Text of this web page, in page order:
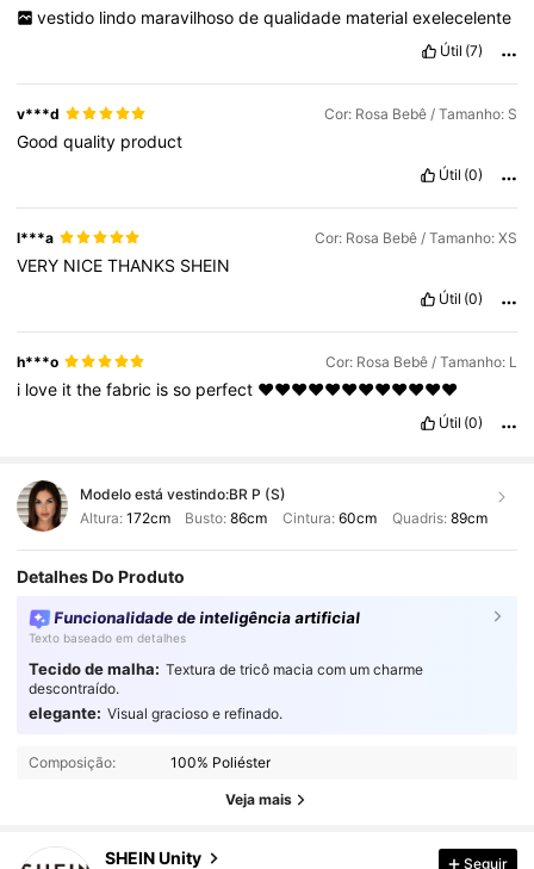
vestido lindo maravilhoso de qualidade material exelecelente
Útil (7)
v***d Cor: Rosa Bebê / Tamanho: S
Goodquality product
Útil (0)
l***a Cor: Rosa Bebê / Tamanho: XS
VERY NICETHANKS SHEIN
Útil (0)
h***o Cor: Rosa Bebê / Tamanho: L
i love itthefabric isso perfect ❤❤❤❤❤❤❤❤❤❤❤❤
Útil (0)
Modelo está vestindo:BR P (S)
Altura: 172cm Busto:86cm Cintura: 60cm Quadris: 89cm
Detalhes Do Produto
Funcionalidade de inteligência artificial
Texto baseado em detalhes
Tecido de malha: Textura de tricô macia com um charme
descontraído.
elegante: Visual gracioso e refinado.
Composição: 100% Poliéster
Veja mais
SHEIN Unity
4,89 545K Seguidores
545K Seguidores
545K Seguidores
Seguir